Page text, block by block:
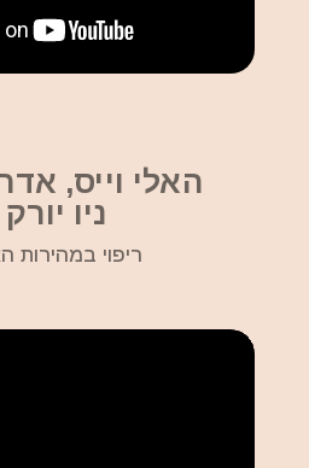
האלי וייס,
ניו יורק
ריפוי במהירות